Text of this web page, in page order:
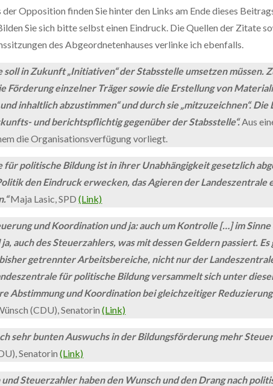
Opposition finden Sie hinter den Links am Ende dieses
Sie sich bitte selbst einen Eindruck. Die Quellen der Zitate
des Abgeordnetenhauses verlinke ich ebenfalls.
soll in Zukunft „Initiativen“ der Stabsstelle umsetzen müssen.
Förderung einzelner Träger sowie die Erstellung von
inhaltlich abzustimmen“ und durch sie „mitzuzeichnen“. Die
und berichtspflichtig gegenüber der Stabsstelle“.Aus
die Organisationsverfügung vorliegt.
für politische Bildung ist in ihrer Unabhängigkeit gesetzlich
den Eindruck erwecken, das Agieren der Landeszentrale
Maja Lasic, SPD(Link)
und Koordination und ja: auch um Kontrolle […] im
auch des Steuerzahlers, was mit dessen Geldern passiert. Es
getrennter Arbeitsbereiche, nicht nur der
für politische Bildung versammelt sich unter
Abstimmung und Koordination bei gleichzeitiger
(CDU), Senatorin(Link)
sehr bunten Auswuchs in der Bildungsförderung mehr
Senatorin(Link)
Steuerzahler haben den Wunsch und den Drang nach